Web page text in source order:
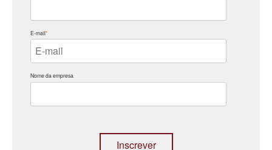
E-mail*
Nome da empresa